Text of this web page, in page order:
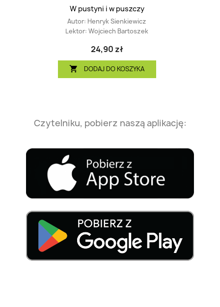
W pustyni i w puszczy
Autor: Henryk Sienkiewicz
Lektor: Wojciech Bartoszek
24,90 zł
 DODAJ DO KOSZYKA
Czytelniku, pobierz naszą aplikację: